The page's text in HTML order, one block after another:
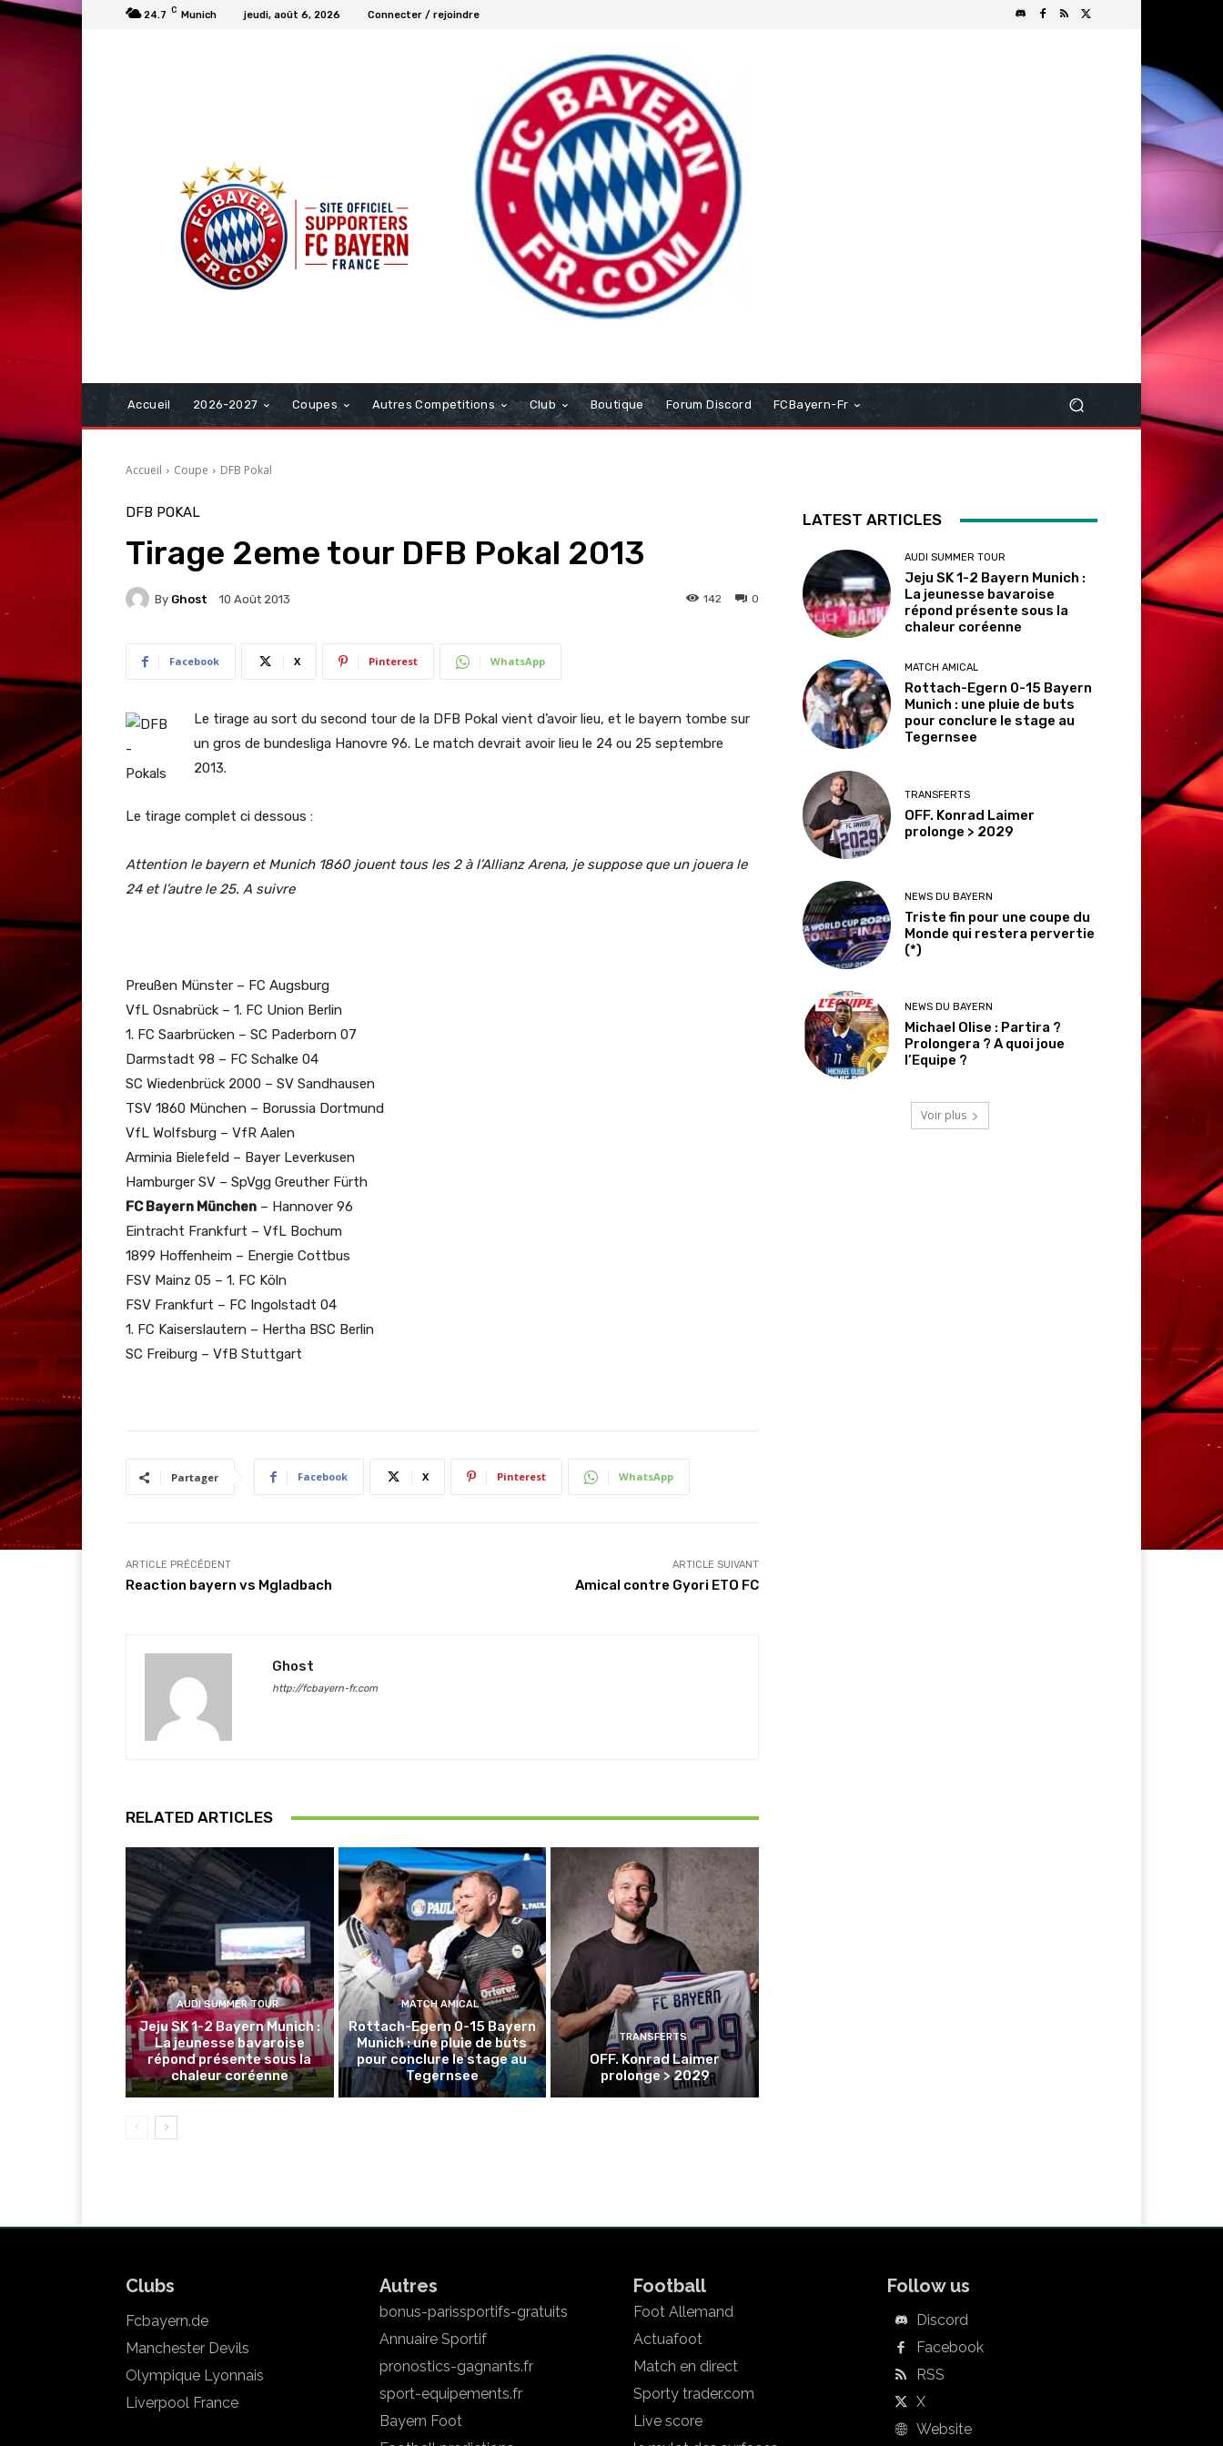
24.7 C Munich jeudi, août 6, 2026 Connecter / rejoindre
Accueil 2026-2027 Coupes Autres Competitions Club Boutique Forum Discord FCBayern-Fr
Accueil Coupe DFB Pokal
DFB POKAL
Tirage 2eme tour DFB Pokal 2013
By Ghost 10 Août 2013 0
142
Facebook X Pinterest WhatsApp
Le tirage au sort du second tour de la DFB Pokal vient d’avoir lieu, et le bayern tombe sur
un gros de bundesliga Hanovre 96. Le match devrait avoir lieu le 24 ou 25 septembre
2013.
Le tirage complet ci dessous :
Attention le bayern et Munich 1860 jouent tous les 2 à l’Allianz Arena, je suppose que un jouera le
24 et l’autre le 25. A suivre
Preußen Münster – FC Augsburg
VfL Osnabrück – 1. FC Union Berlin
1. FC Saarbrücken – SC Paderborn 07
Darmstadt 98 – FC Schalke 04
SC Wiedenbrück 2000 – SV Sandhausen
TSV 1860 München – Borussia Dortmund
VfL Wolfsburg – VfR Aalen
Arminia Bielefeld – Bayer Leverkusen
Hamburger SV – SpVgg Greuther Fürth
FC Bayern München – Hannover 96
Eintracht Frankfurt – VfL Bochum
1899 Hoffenheim – Energie Cottbus
FSV Mainz 05 – 1. FC Köln
FSV Frankfurt – FC Ingolstadt 04
1. FC Kaiserslautern – Hertha BSC Berlin
SC Freiburg – VfB Stuttgart
Partager Facebook X Pinterest WhatsApp
ARTICLE PRÉCÉDENT
Reaction bayern vs Mgladbach
ARTICLE SUIVANT
Amical contre Gyori ETO FC
Ghost
http://fcbayern-fr.com
RELATED ARTICLES
AUDI SUMMER TOUR
Jeju SK 1-2 Bayern Munich :
La jeunesse bavaroise
répond présente sous la
chaleur coréenne
MATCH AMICAL
Rottach-Egern 0-15 Bayern
Munich : une pluie de buts
pour conclure le stage au
Tegernsee
TRANSFERTS
OFF. Konrad Laimer
prolonge > 2029
LATEST ARTICLES
AUDI SUMMER TOUR
Jeju SK 1-2 Bayern Munich :
La jeunesse bavaroise
répond présente sous la
chaleur coréenne
MATCH AMICAL
Rottach-Egern 0-15 Bayern
Munich : une pluie de buts
pour conclure le stage au
Tegernsee
TRANSFERTS
OFF. Konrad Laimer
prolonge > 2029
NEWS DU BAYERN
Triste fin pour une coupe du
Monde qui restera pervertie
(*)
NEWS DU BAYERN
Michael Olise : Partira ?
Prolongera ? A quoi joue
l’Equipe ?
Voir plus
Clubs
Fcbayern.de
Manchester Devils
Olympique Lyonnais
Liverpool France
Autres
bonus-parissportifs-gratuits
Annuaire Sportif
pronostics-gagnants.fr
sport-equipements.fr
Bayern Foot
Football
Foot Allemand
Actuafoot
Match en direct
Sporty trader.com
Live score
Follow us
Discord
Facebook
RSS
X
Website